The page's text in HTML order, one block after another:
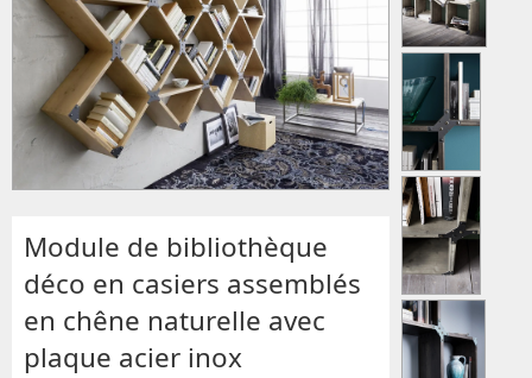
Module de bibliothèque
déco en casiers assemblés
en chêne naturelle avec
plaque acier inox